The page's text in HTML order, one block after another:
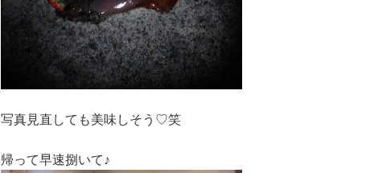
写真見直しても美味しそう♡笑
帰って早速捌いて♪